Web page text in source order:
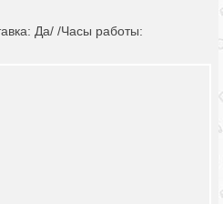
Да/ /Часы работы: